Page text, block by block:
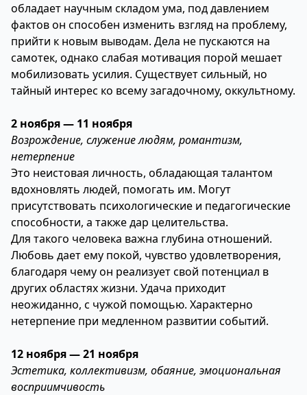
обладает научным складом ума, под давлением
фактов он способен изменить взгляд на проблему,
прийти к новым выводам. Дела не пускаются на
самотек, однако слабая мотивация порой мешает
мобилизовать усилия. Существует сильный, но
тайный интерес ко всему загадочному, оккультному.
2 ноября — 11 ноября
Возрождение, служение людям, романтизм,
нетерпение
Это неистовая личность, обладающая талантом
вдохновлять людей, помогать им. Могут
присутствовать психологические и педагогические
способности, а также дар целительства.
Для такого человека важна глубина отношений.
Любовь дает ему покой, чувство удовлетворения,
благодаря чему он реализует свой потенциал в
других областях жизни. Удача приходит
неожиданно, с чужой помощью. Характерно
нетерпение при медленном развитии событий.
12 ноября — 21 ноября
Эстетика, коллективизм, обаяние, эмоциональная
восприимчивость